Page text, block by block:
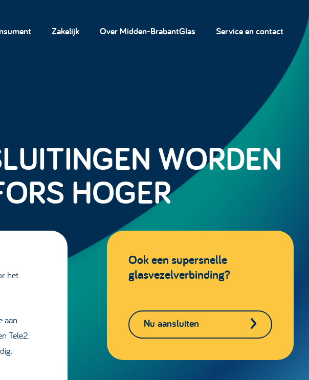
Zakelijk Over Midden-BrabantGlas Service en contact
WORDEN
HOGER
het
aan
Tele2.
Ook een supersnelle
glasvezelverbinding?
Nu aansluiten